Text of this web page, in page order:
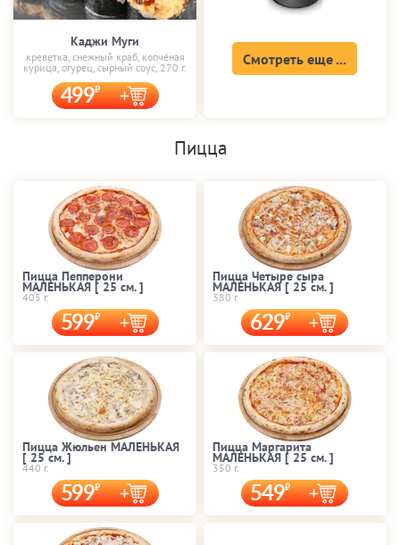
Каджи Муги
креветка, снежный краб, копчёная
курица, огурец, сырный соус, 270 г.
499
Смотреть еще ...
Пицца
Пицца Пепперони
МАЛЕНЬКАЯ [ 25 cм. ]
405 г.
599
Пицца Четыре сыра
МАЛЕНЬКАЯ [ 25 cм. ]
380 г.
629
Пицца Жюльен МАЛЕНЬКАЯ
[ 25 cм. ]
440 г.
599
Пицца Маргарита
МАЛЕНЬКАЯ [ 25 cм. ]
350 г.
549